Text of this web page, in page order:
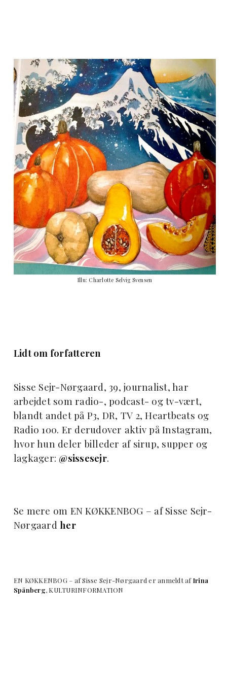
Illu: Charlotte Selvig Svensen
Lidt om forfatteren
Sisse Sejr-Nørgaard, 39, journalist, har
arbejdet som radio-, podcast- og tv-vært,
blandt andet på P3, DR, TV 2, Heartbeats og
Radio 100. Er derudover aktiv på Instagram,
hvor hun deler billeder af sirup, supper og
lagkager: @sissesejr.
Se mere om EN KØKKENBOG – af Sisse Sejr-
Nørgaardher
EN KØKKENBOG – af Sisse Sejr-Nørgaard er anmeldt afIrina
Spånberg, KULTURINFORMATION